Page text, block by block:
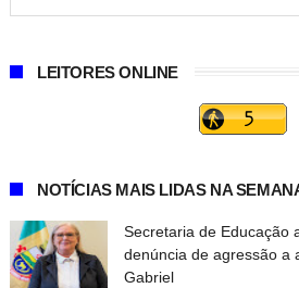
LEITORES ONLINE
NOTÍCIAS MAIS LIDAS NA
Secretaria de Educação
denúncia de agressão a
Gabriel